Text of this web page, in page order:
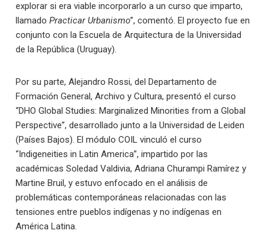
explorar si era viable incorporarlo a un curso que imparto,
llamadoPracticar Urbanismo”, comentó. El proyecto fue en
conjunto con laEscuela de Arquitectura de la Universidad
de la República (Uruguay).
Por su parte, Alejandro Rossi, del Departamento de
Formación General, Archivo y Cultura, presentó el curso
“DHO Global Studies: Marginalized Minorities from a Global
Perspective”, desarrollado junto a la Universidad de Leiden
(Países Bajos). El módulo COIL vinculó el curso
“Indigeneities in Latin America”, impartido por las
académicas Soledad Valdivia, Adriana Churampi Ramírez y
Martine Bruil, y estuvo enfocado en el análisis de
problemáticas contemporáneas relacionadas con las
tensiones entre pueblos indígenas y no indígenas en
América Latina.